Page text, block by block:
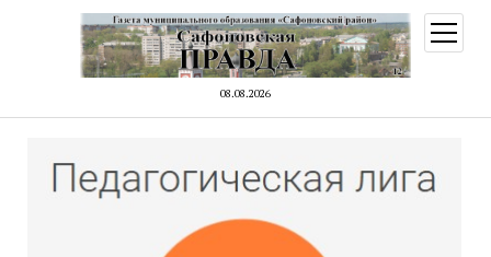
08.08.2026
меню